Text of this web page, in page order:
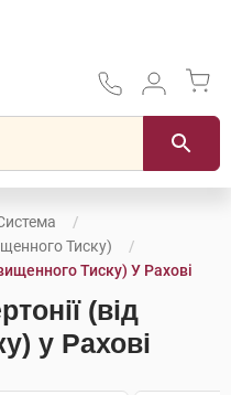
Тиску)
Тиску) У Рахові
(від
у Рахові